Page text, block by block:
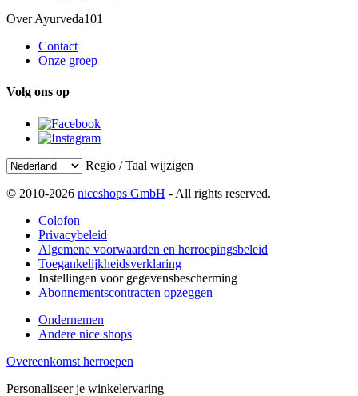
Over Ayurveda101
Contact
Onze groep
Volg ons op
Regio / Taal wijzigen
© 2010-2026 niceshops GmbH - All rights reserved.
Colofon
Privacybeleid
Algemene voorwaarden en herroepingsbeleid
Toegankelijkheidsverklaring
Instellingen voor gegevensbescherming
Abonnementscontracten opzeggen
Ondernemen
Andere nice shops
Overeenkomst herroepen
Personaliseer je winkelervaring